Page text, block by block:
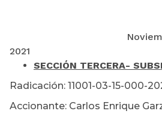
Noviembre
2021
SECCIÓN TERCERA-
Radicación: 11001-03-15-000-
Accionante: Carlos Enrique